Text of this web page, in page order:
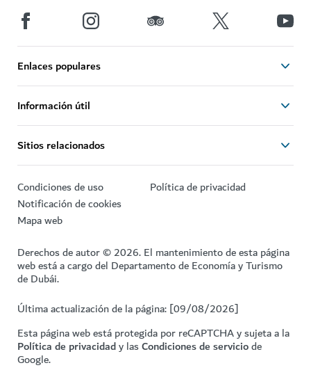
Enlaces populares
Información útil
Sitios relacionados
Condiciones de uso
Política de privacidad
Notificación de cookies
Mapa web
Derechos de autor © 2026. El mantenimiento de esta página
web está a cargo del Departamento de Economía y Turismo
de Dubái.
Última actualización de la página: [09/08/2026]
Esta página web está protegida por reCAPTCHA y sujeta a la
Política de privacidady lasCondiciones de serviciode
Google.